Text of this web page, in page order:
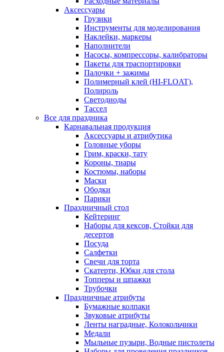
Аксессуары
Грузики
Инструменты для моделирования
Наклейки, маркеры
Наполнители
Насосы, компрессоры, калибраторы
Пакеты для траспортировки
Палочки + зажимы
Полимерный клей (HI-FLOAT),
Полироль
Светодиоды
Тассел
Все для праздника
Карнавальная продукция
Аксессуары и атрибутика
Головные уборы
Грим, краски, тату
Короны, тиары
Костюмы, наборы
Маски
Ободки
Парики
Праздничный стол
Кейтеринг
Наборы для кексов, Стойки для
десертов
Посуда
Салфетки
Свечи для торта
Скатерти, Юбки для стола
Топперы и шпажки
Трубочки
Праздничные атрибуты
Бумажные колпаки
Звуковые атрибуты
Ленты наградные, Колокольчики
Медали
Мыльные пузыри, Водные пистолеты